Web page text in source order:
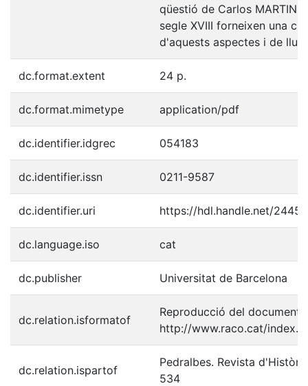
qüestió de Carlos
segle XVIII forneixen una
d'aquests aspectes i de llur
dc.format.extent 24 p.
dc.format.mimetype application/pdf
dc.identifier.idgrec 054183
dc.identifier.issn 0211-9587
dc.identifier.uri https://hdl.handle.net/2445/
dc.language.iso cat
dc.publisher Universitat de Barcelona
dc.relation.isformatof
Reproducció del document
http://www.raco.cat/
dc.relation.ispartof
Pedralbes. Revista
534